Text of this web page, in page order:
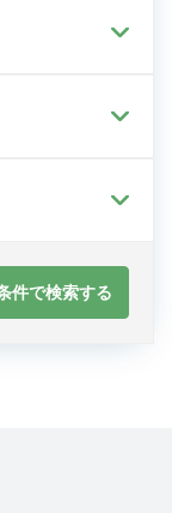
件で検索する